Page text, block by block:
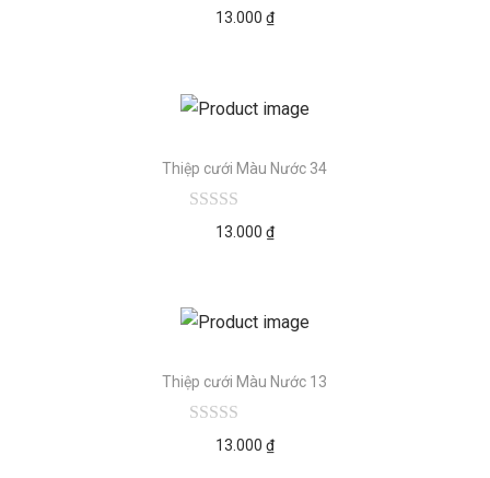
13.000 ₫
Thiệp cưới Màu Nước 34
13.000 ₫
Thiệp cưới Màu Nước 13
13.000 ₫